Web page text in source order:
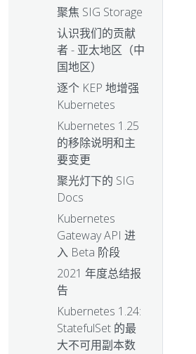
聚焦 SIG Storage
认识我们的贡献
者 - 亚太地区（中
国地区）
逐个 KEP 地增强
Kubernetes
Kubernetes 1.25
的移除说明和主
要变更
聚光灯下的 SIG
Docs
Kubernetes
Gateway API 进
入 Beta 阶段
2021 年度总结报
告
Kubernetes 1.24:
StatefulSet 的最
大不可用副本数